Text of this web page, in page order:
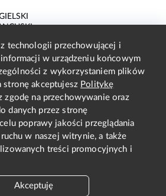
POLSKI
technologii przechowującej i
w urządzeniu końcowym
z wykorzystaniem plików
stronę akceptujesz Politykę
zgodę na przechowywanie oraz
danych przez stronę
poprawy jakości przeglądania
w naszej witrynie, a także
treści promocyjnych i
Akceptuję